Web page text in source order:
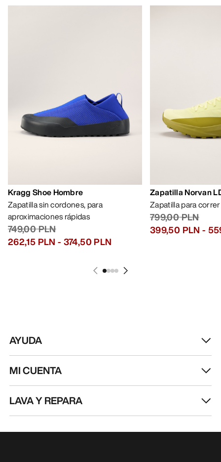
Kragg Shoe Hombre
Zapatilla sin cordones, para
aproximaciones rápidas
749,00 PLN
262,15 PLN - 374,50 PLN
Zapatilla Norvan
Zapatilla para
799,00 PLN
399,50 PLN -
AYUDA
MI CUENTA
LAVA Y REPARA